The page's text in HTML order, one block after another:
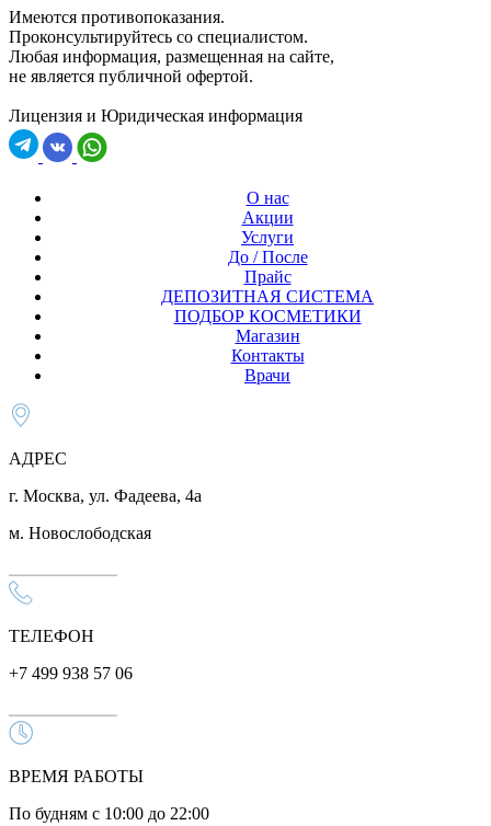
Имеются противопоказания.
Проконсультируйтесь со специалистом.
Любая информация, размещенная на сайте,
не является публичной офертой.
Лицензия и Юридическая информация
О нас
Акции
Услуги
До / После
Прайс
ДЕПОЗИТНАЯ СИСТЕМА
ПОДБОР КОСМЕТИКИ
Магазин
Контакты
Врачи
АДРЕС
г. Москва, ул. Фадеева, 4а
м. Новослободская
ТЕЛЕФОН
+7 499 938 57 06
ВРЕМЯ РАБОТЫ
По будням с 10:00 до 22:00